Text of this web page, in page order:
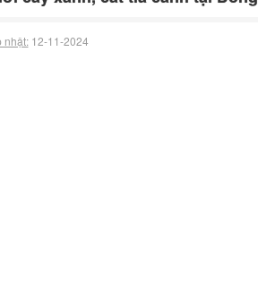
nhật:12-11-2024